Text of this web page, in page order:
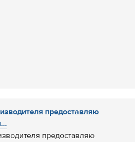
предоставляю
предоставляю